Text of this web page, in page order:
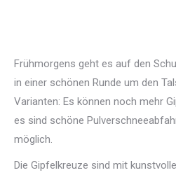
Frühmorgens geht es auf den
in einer schönen Runde um den
Varianten: Es können noch mehr
es sind schöne
möglich.
Die Gipfelkreuze sind mit